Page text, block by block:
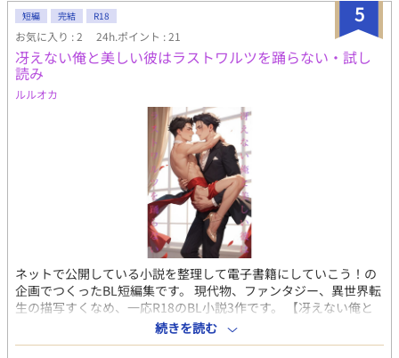
5
短編 完結 R18
お気に入り : 2 24h.ポイント : 21
冴えない俺と美しい彼はラストワルツを踊らない・試し
読み
ルルオカ
ネットで公開している小説を整理して電子書籍にしていこう！の
企画でつくったBL短編集です。 現代物、ファンタジー、異世界転
生の描写すくなめ、一応R18のBL小説3作です。 【冴えない俺と
美しい彼はラストワルツを踊らない】 いわゆる社交ダンス、競技
ダンスの大会で運命の出会いを果たしたはずが、それからは踏ん
続きを読む